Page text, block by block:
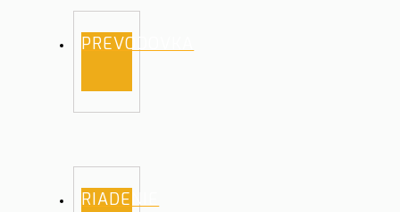
PREVODOVKA
RIADENIE